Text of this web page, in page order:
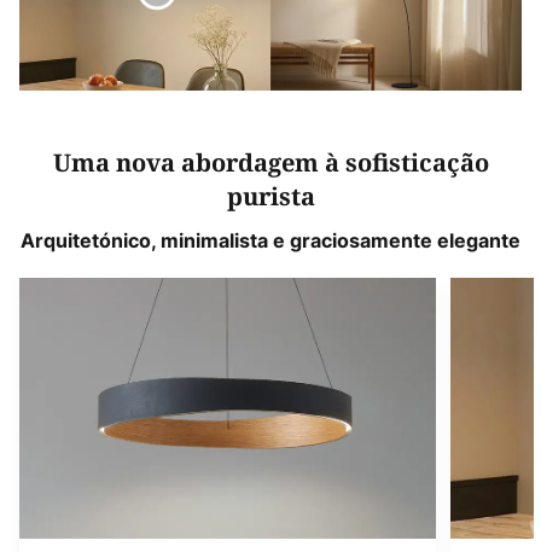
Uma nova abordagem à sofisticação
purista
Arquitetónico, minimalista e graciosamente elegante